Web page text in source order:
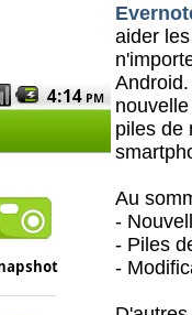
aider
piles de
Au
-
- Piles
-